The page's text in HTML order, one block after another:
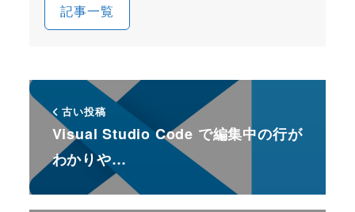
記事一覧
古い投稿
Visual Studio Code で編集中の行が
わかりや…